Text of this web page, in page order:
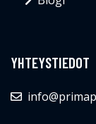
YHTEYSTIEDOT